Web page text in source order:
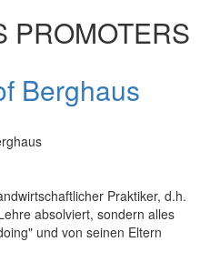
PROMOTERS
Berghaus
Praktiker, d.h.
absolviert, sondern alles
und von seinen Eltern